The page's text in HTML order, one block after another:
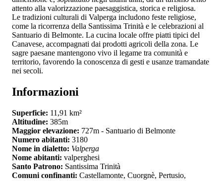
attento alla valorizzazione paesaggistica, storica e religiosa.
Le tradizioni culturali di Valperga includono feste religiose,
come la ricorrenza della Santissima Trinità e le celebrazioni al
Santuario di Belmonte. La cucina locale offre piatti tipici del
Canavese, accompagnati dai prodotti agricoli della zona. Le
sagre paesane mantengono vivo il legame tra comunità e
territorio, favorendo la conoscenza di gesti e usanze tramandate
nei secoli.
Informazioni
Superficie: 11,91 km²
Altitudine: 385m
Maggior elevazione: 727m - Santuario di Belmonte
Numero abitanti: 3180
Nome in dialetto: Valperga
Nome abitanti: valperghesi
Santo Patrono: Santissima Trinità
Comuni confinanti: Castellamonte, Cuorgnè, Pertusio,